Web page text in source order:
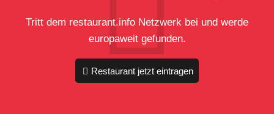
Tritt dem restaurant.info Netzwerk bei und werde
europaweit gefunden.
Restaurant jetzt eintragen